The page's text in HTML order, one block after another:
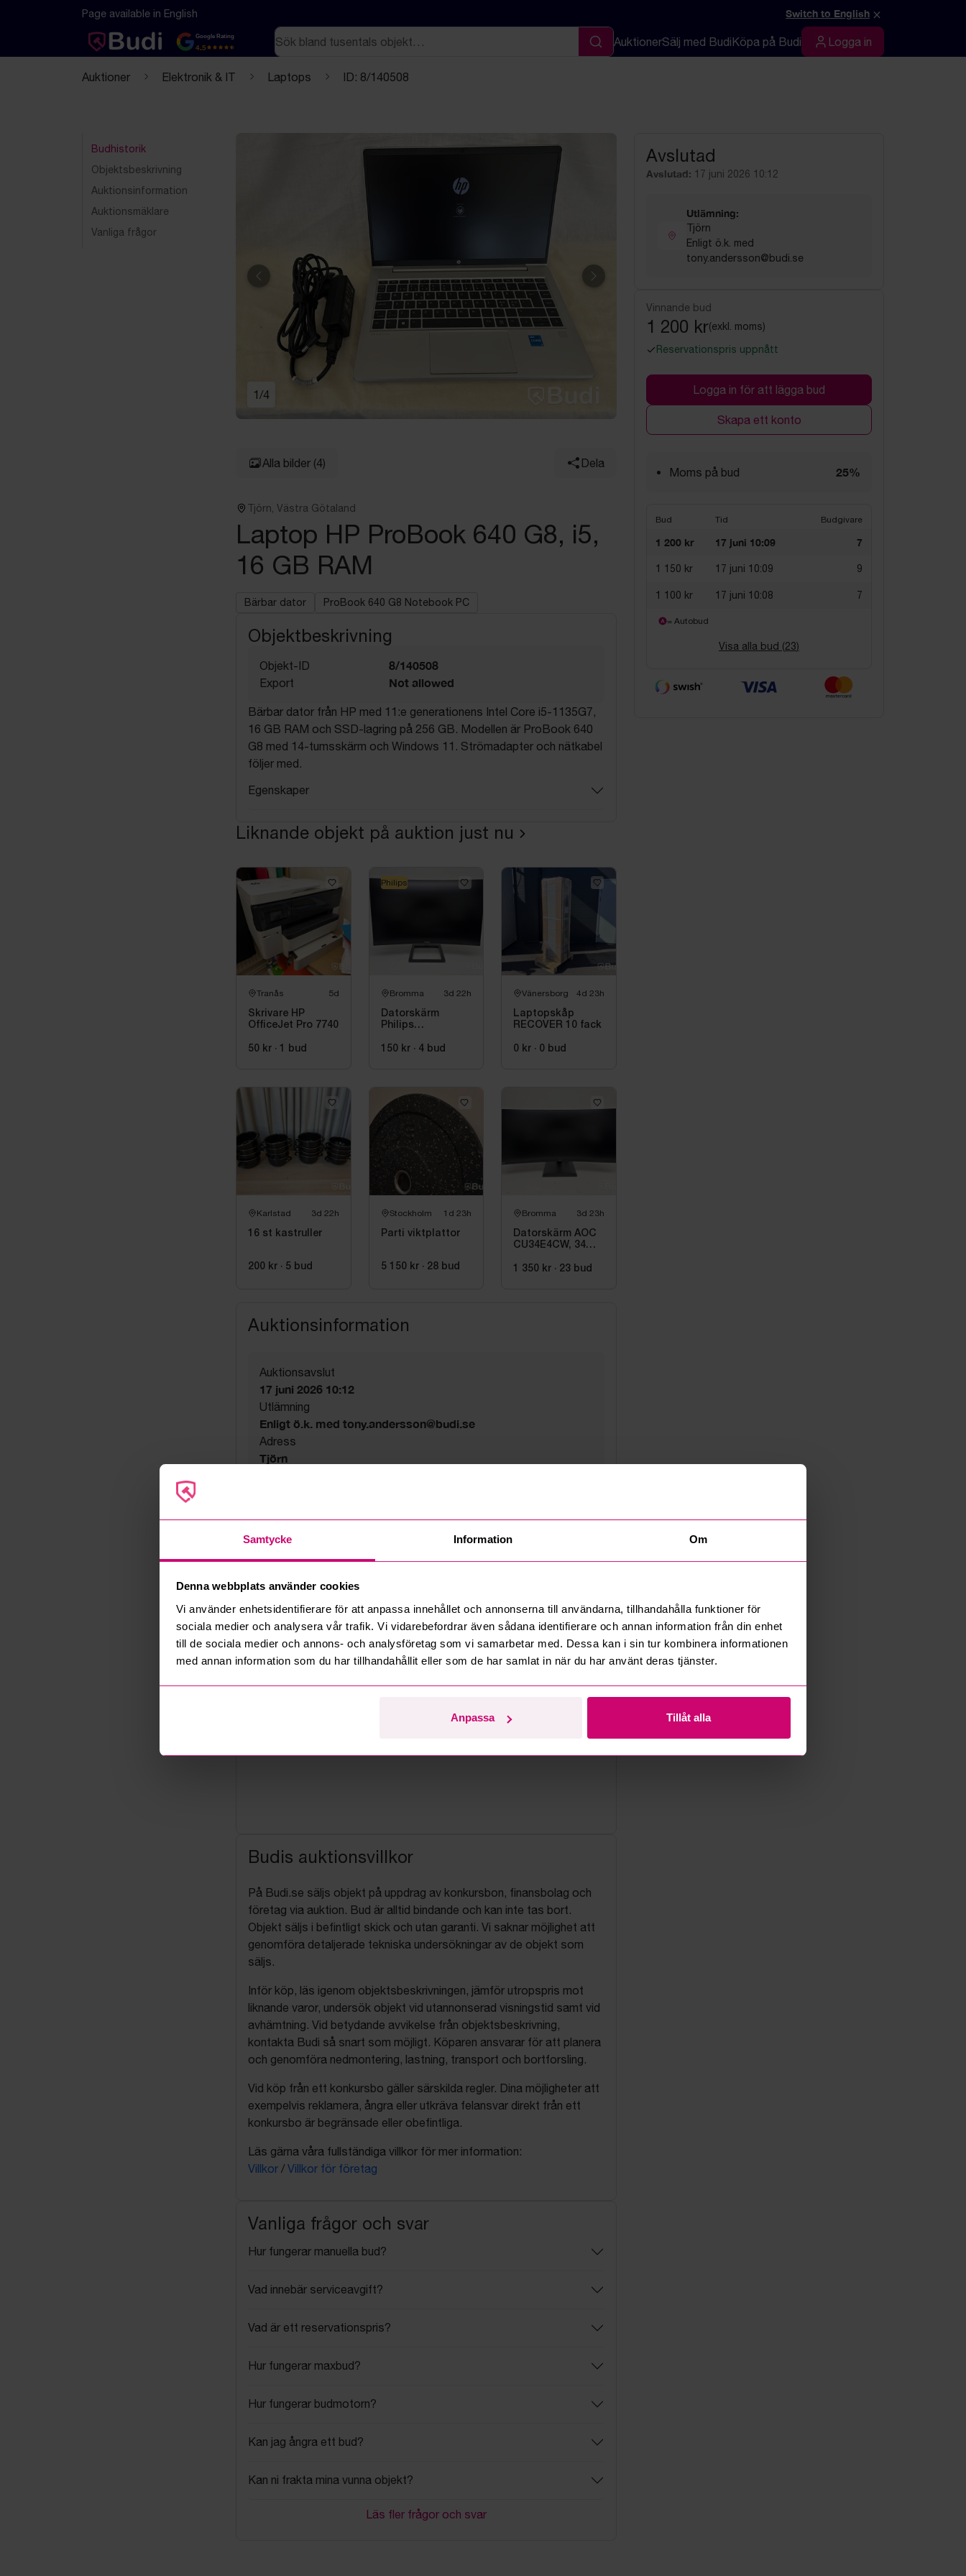
Samtycke Information Om
Denna webbplats använder cookies
Vi använder enhetsidentifierare för att anpassa innehållet och annonserna till användarna, tillhandahålla funktioner för
sociala medier och analysera vår trafik. Vi vidarebefordrar även sådana identifierare och annan information från din enhet
till de sociala medier och annons- och analysföretag som vi samarbetar med. Dessa kan i sin tur kombinera informationen
med annan information som du har tillhandahållit eller som de har samlat in när du har använt deras tjänster.
Anpassa Tillåt alla
Hoppa till innehåll
Textbaserad (markdown) version av denna sida
Page available in English Switch to English ×
Google Rating
4.5
Sök
Sök
AuktionerSälj med BudiKöpa på Budi Logga in
Logga in
Auktioner Elektronik & IT Laptops ID: 8/140508
Budhistorik
Objektsbeskrivning
Auktionsinformation
Auktionsmäklare
Vanliga frågor
Föregående Nästa
1 /4
Alla bilder (4) Dela
Tjörn, Västra Götaland
Laptop HP ProBook 640 G8, i5,
16 GB RAM
Bärbar dator ProBook 640 G8 Notebook PC
Objektbeskrivning
Objekt-ID 8/140508
Export Not allowed
Bärbar dator från HP med 11:e generationens Intel Core i5-1135G7,
16 GB RAM och SSD-lagring på 256 GB. Modellen är ProBook 640
G8 med 14-tumsskärm och Windows 11. Strömadapter och nätkabel
följer med.
Egenskaper
Liknande objekt på auktion just nu
Tranås 5d
Skrivare HP
OfficeJet Pro 7740
50 kr · 1 bud
Bromma 3d 22h
Datorskärm
Philips
tum, välvd
150 kr · 4 bud
Philips
Vänersborg 4d 23h
Laptopskåp
RECOVER 10 fack
0 kr · 0 bud
Karlstad 3d 22h
16 st kastruller
200 kr · 5 bud
Stockholm 1d 23h
Parti viktplattor
5 150 kr · 28 bud
Bromma 3d 23h
Datorskärm AOC
CU34E4CW, 34
1 350 kr · 23 bud
Auktionsinformation
Auktionsavslut
17 juni 2026 10:12
Utlämning
Enligt ö.k. med tony.andersson@budi.se
Adress
Tjörn
tony.andersson@budi.se
Säljare
Budis auktionsvillkor
På Budi.se säljs objekt på uppdrag av konkursbon, finansbolag och
företag via auktion. Bud är alltid bindande och kan inte tas bort.
Objekt säljs i befintligt skick och utan garanti. Vi saknar möjlighet att
genomföra detaljerade tekniska undersökningar av de objekt som
säljs.
Inför köp, läs igenom objektsbeskrivningen, jämför utropspris mot
liknande varor, undersök objekt vid utannonserad visningstid samt vid
avhämtning. Vid betydande avvikelse från objektsbeskrivning,
kontakta Budi så snart som möjligt. Köparen ansvarar för att planera
och genomföra nedmontering, lastning, transport och bortforsling.
Vid köp från ett konkursbo gäller särskilda regler. Dina möjligheter att
exempelvis reklamera, ångra eller utkräva felansvar direkt från ett
konkursbo är begränsade eller obefintliga.
Läs gärna våra fullständiga villkor för mer information:
Villkor / Villkor för företag
Vanliga frågor och svar
Hur fungerar manuella bud?
Vad innebär serviceavgift?
Vad är ett reservationspris?
Hur fungerar maxbud?
Hur fungerar budmotorn?
Kan jag ångra ett bud?
Kan ni frakta mina vunna objekt?
Läs fler frågor och svar
Avslutad
Avslutad: 17 juni 2026 10:12
Utlämning:
Tjörn
Enligt ö.k. med
tony.andersson@budi.se
Vinnande bud
1 200 kr(exkl. moms)
Reservationspris uppnått
Logga in för att lägga bud
Skapa ett konto
Moms på bud 25%
Bud Tid Budgivare
1 200 kr 17 juni 10:09 7
1 150 kr 17 juni 10:09 9
1 100 kr 17 juni 10:08 7
= Autobud
Visa alla bud (23)